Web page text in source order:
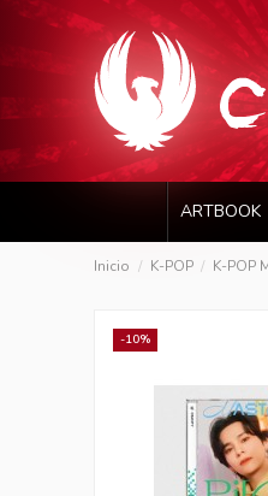
ARTBOOK
Inicio K-POP K-POP
-10%